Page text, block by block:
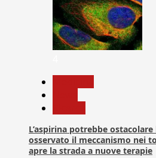
L’aspirina potrebbe
osservato il meccanismo nei
apre la strada a nuove terapie